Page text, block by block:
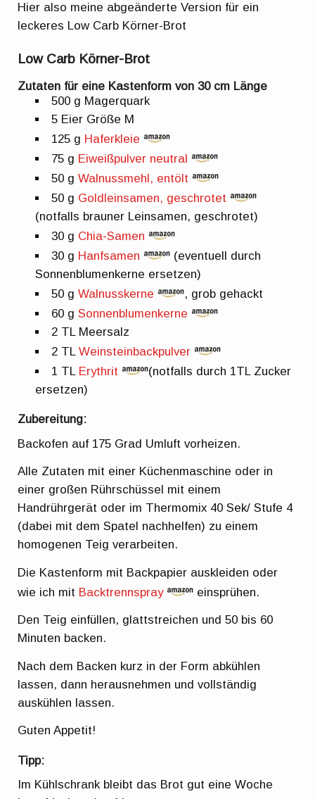
Hier also meine abgeänderte Version für ein
leckeres Low Carb Körner-Brot
Low Carb Körner-Brot
Zutaten für eine Kastenform von 30 cm Länge
500 g Magerquark
5 Eier Größe M
125 g Haferkleie
75 g Eiweißpulver neutral
50 gWalnussmehl, entölt
50 g Goldleinsamen, geschrotet
(notfalls brauner Leinsamen, geschrotet)
30 g Chia-Samen
30 g Hanfsamen
(eventuell durch
Sonnenblumenkerne ersetzen)
50 gWalnusskerne
, grob gehackt
60 gSonnenblumenkerne
2 TL Meersalz
2 TLWeinsteinbackpulver
1 TL Erythrit
(notfalls durch 1TL Zucker
ersetzen)
Zubereitung:
Backofen auf 175 Grad Umluft vorheizen.
Alle Zutaten mit einer Küchenmaschine oder in
einer großen Rührschüssel mit einem
Handrührgerät oder im Thermomix 40 Sek/ Stufe 4
(dabei mit dem Spatel nachhelfen) zu einem
homogenen Teig verarbeiten.
Die Kastenform mit Backpapier auskleiden oder
wie ich mit Backtrennspray einsprühen.
Den Teig einfüllen, glattstreichen und 50 bis 60
Minuten backen.
Nach dem Backen kurz in der Form abkühlen
lassen, dann herausnehmen und vollständig
auskühlen lassen.
Guten Appetit!
Tipp:
Im Kühlschrank bleibt das Brot gut eine Woche